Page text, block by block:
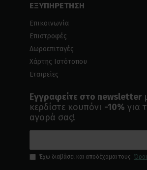
ΕΞΥΠΗΡΕΤΗΣΗ
Επικοινωνία
Επιστροφές
Δωροεπιταγές
Χάρτης Ιστότοπου
Εταιρείες
Εγγραφείτε στο newsletter
κερδίστε κουπόνι -10% για
αγορά σας!
Έχω διαβάσει και αποδέχομαι τους